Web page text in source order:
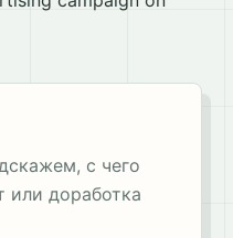
с чего
или доработка